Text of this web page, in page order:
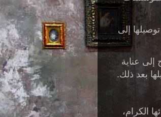
إلى
إلى عناية
بعد ذلك.
الكرام،